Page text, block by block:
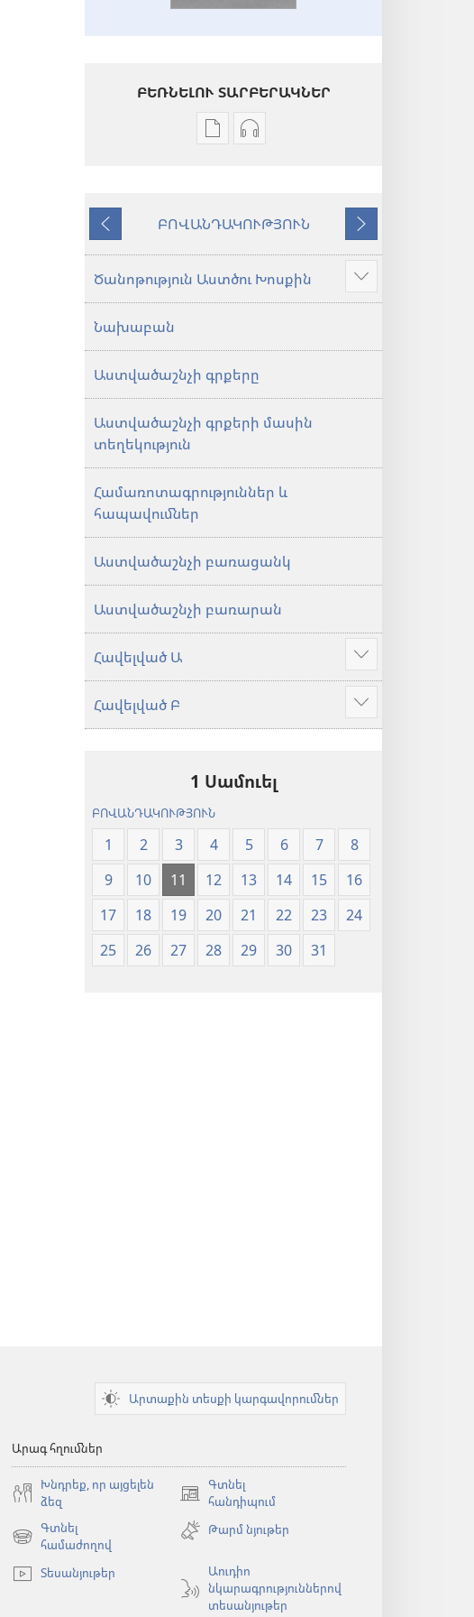
ԲԵՌՆԵԼՈՒ ՏԱՐԲԵՐԱԿՆԵՐ
Թվային
Աստվածաշունչ.
աշխարհ»
թարգմանություն
Աուդիոձայնագրությունները
Աստվածաշունչ.
«Նոր
թարգմանություն
(2024)
Նախորդ
ԲՈՎԱՆԴԱԿՈՒԹՅՈՒՆ
Հաջորդ
Ծանոթություն Աստծու Խոսքին
Ցույց
տալ
Նախաբան
Աստվածաշնչի գրքերը
Աստվածաշնչի գրքերի մասին
տեղեկություն
Համառոտագրություններ և
հապավումներ
Աստվածաշնչի բառացանկ
Աստվածաշնչի բառարան
Հավելված Ա
Ցույց
տալ
ավելին
Հավելված Բ
Ցույց
տալ
1 Սամուել
ԲՈՎԱՆԴԱԿՈՒԹՅՈՒՆ
1 2 3 4 5 6 7
8
9
10 11 12 13 14 15
16
17
18 19 20 21 22 23
24
25
26 27 28 29 30 31
Արտաքին տեսքի կարգավորումներ
Արագ հղումներ
Խնդրեք, որ այցելեն
ձեզ
Գտնել
հանդիպում
(բացվում
նոր
Գտնել
համաժողով
(բացվում
նոր
Թարմ նյութեր
Տեսանյութեր
Աուդիո
նկարագրություններով
տեսանյութեր